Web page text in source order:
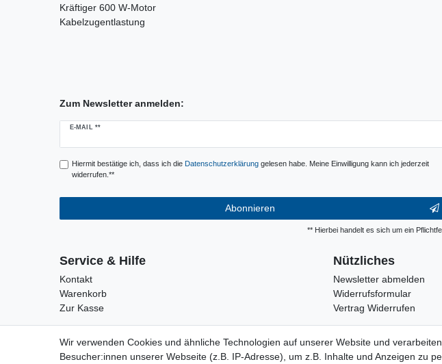
Kräftiger 600 W-Motor
Kabelzugentlastung
Zum Newsletter anmelden:
E-MAIL **
Newsletter
Hiermit bestätige ich, dass ich die Daten­schutz­erklärunggelesen habe. Meine Einwilligung kann ich jederzeit
widerrufen.**
Abonnieren
** Hierbei handelt es sich um ein
Service & Hilfe
Kontakt
Warenkorb
Zur Kasse
Nützliches
Newsletter abmelden
Widerrufsformular
Vertrag Widerrufen
Wir verwenden Cookies und ähnliche Technologien auf unserer Website und
Besucher:innen unserer Webseite (z.B. IP-Adresse), um z.B. Inhalte und Anzeigen zu